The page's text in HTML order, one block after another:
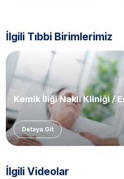
İlgili Tıbbi Birimlerimiz
Kemik İliği Nakli Kliniği /
Detaya Git
İlgili Videolar